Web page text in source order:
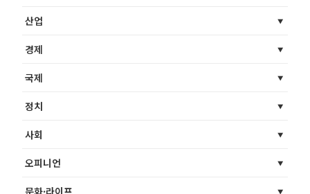
산업
경제
국제
정치
사회
오피니언
문화·라이프